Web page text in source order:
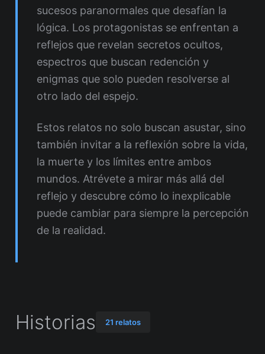
sucesos paranormales que desafían la
lógica. Los protagonistas se enfrentan a
reflejos que revelan secretos ocultos,
espectros que buscan redención y
enigmas que solo pueden resolverse al
otro lado del espejo.
Estos relatos no solo buscan asustar, sino
también invitar a la reflexión sobre la vida,
la muerte y los límites entre ambos
mundos. Atrévete a mirar más allá del
reflejo y descubre cómo lo inexplicable
puede cambiar para siempre la percepción
de la realidad.
Historias 21 relatos